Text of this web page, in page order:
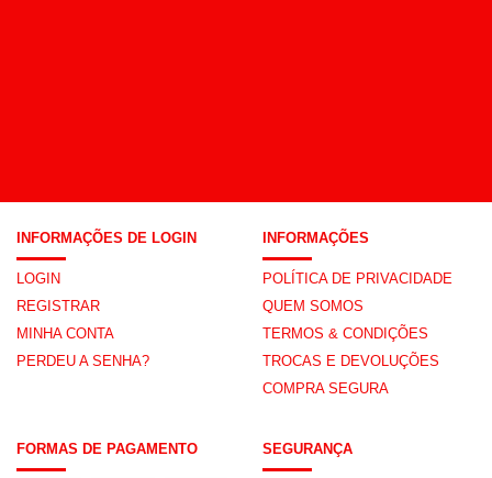
INFORMAÇÕES DE LOGIN
LOGIN
REGISTRAR
MINHA CONTA
PERDEU A SENHA?
INFORMAÇÕES
POLÍTICA DE PRIVACIDADE
QUEM SOMOS
TERMOS & CONDIÇÕES
TROCAS E DEVOLUÇÕES
COMPRA SEGURA
FORMAS DE PAGAMENTO SEGURANÇA